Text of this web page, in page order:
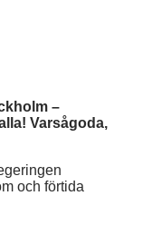
–
Varsågoda,
och förtida